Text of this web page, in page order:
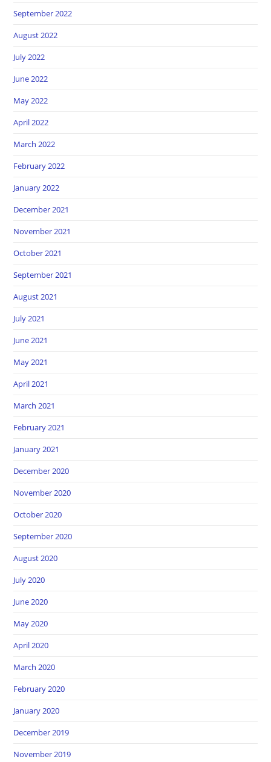
September 2022
August 2022
July 2022
June 2022
May 2022
April 2022
March 2022
February 2022
January 2022
December 2021
November 2021
October 2021
September 2021
August 2021
July 2021
June 2021
May 2021
April 2021
March 2021
February 2021
January 2021
December 2020
November 2020
October 2020
September 2020
August 2020
July 2020
June 2020
May 2020
April 2020
March 2020
February 2020
January 2020
December 2019
November 2019